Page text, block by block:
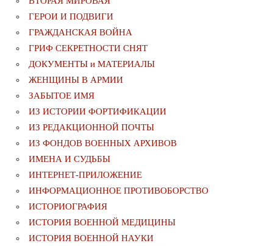
ГЕРОИ И ПОДВИГИ
ГРАЖДАНСКАЯ ВОЙНА
ГРИФ СЕКРЕТНОСТИ СНЯТ
ДОКУМЕНТЫ и МАТЕРИАЛЫ
ЖЕНЩИНЫ В АРМИИ
ЗАБЫТОЕ ИМЯ
ИЗ ИСТОРИИ ФОРТИФИКАЦИИ
ИЗ РЕДАКЦИОННОЙ ПОЧТЫ
ИЗ ФОНДОВ ВОЕННЫХ АРХИВОВ
ИМЕНА И СУДЬБЫ
ИНТЕРНЕТ-ПРИЛОЖЕНИЕ
ИНФОРМАЦИОННОЕ ПРОТИВОБОРСТВО
ИСТОРИОГРАФИЯ
ИСТОРИЯ ВОЕННОЙ МЕДИЦИНЫ
ИСТОРИЯ ВОЕННОЙ НАУКИ